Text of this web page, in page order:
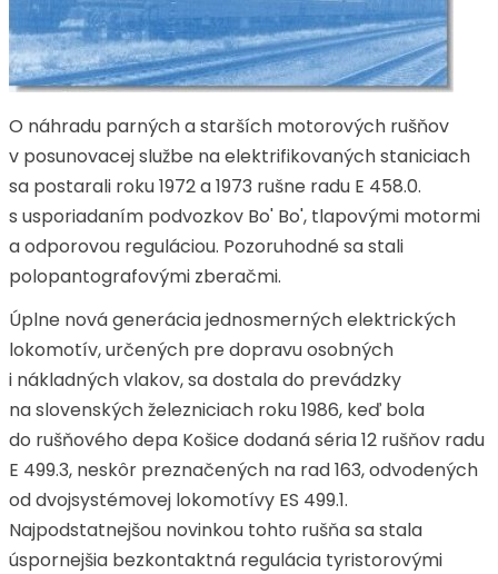
O náhradu parných a starších motorových rušňov
v posunovacej službe na elektrifikovaných staniciach
sa postarali roku 1972 a 1973 rušne radu E 458.0.
s usporiadaním podvozkov Bo' Bo', tlapovými motormi
a odporovou reguláciou. Pozoruhodné sa stali
polopantografovými zberačmi.
Úplne nová generácia jednosmerných elektrických
lokomotív, určených pre dopravu osobných
i nákladných vlakov, sa dostala do prevádzky
na slovenských železniciach roku 1986, keď bola
do rušňového depa Košice dodaná séria 12 rušňov radu
E 499.3, neskôr preznačených na rad 163, odvodených
od dvojsystémovej lokomotívy ES 499.1.
Najpodstatnejšou novinkou tohto rušňa sa stala
úspornejšia bezkontaktná regulácia tyristorovými